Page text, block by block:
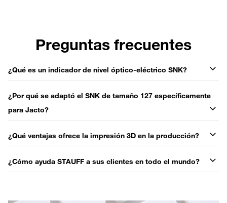
Preguntas frecuentes
¿Qué es un indicador de nivel óptico-eléctrico SNK?
¿Por qué se adaptó el SNK de tamaño 127 específicamente
para Jacto?
¿Qué ventajas ofrece la impresión 3D en la producción?
¿Cómo ayuda STAUFF a sus clientes en todo el mundo?